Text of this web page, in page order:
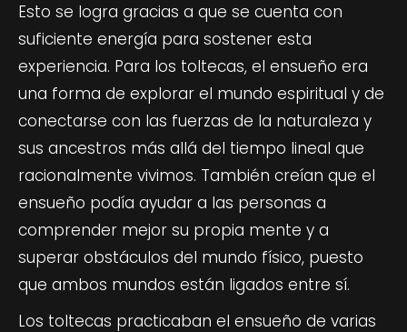
Esto se logra gracias a que se cuenta con
suficiente energía para sostener esta
experiencia. Para los toltecas, el ensueño era
una forma de explorar el mundo espiritual y de
conectarse con las fuerzas de la naturaleza y
sus ancestros más allá del tiempo lineal que
racionalmente vivimos. También creían que el
ensueño podía ayudar a las personas a
comprender mejor su propia mente y a
superar obstáculos del mundo físico, puesto
que ambos mundos están ligados entre sí.
Los toltecas practicaban el ensueño de varias